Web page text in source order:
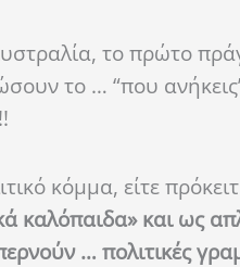
το πρώτο
το … “που
κόμμα, είτε
καλόπαιδα» και ως
… πολιτικές